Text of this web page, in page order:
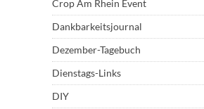
Crop Am Rhein Event
Dankbarkeitsjournal
Dezember-Tagebuch
Dienstags-Links
DIY